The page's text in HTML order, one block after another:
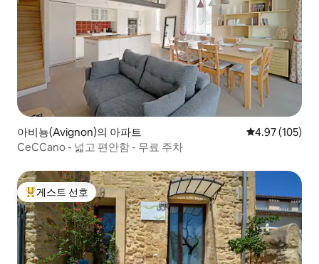
아비뇽(Avignon)의 아파트 평점 4.97점(5
4.97 (105)
CeCCano - 넓고 편안함 - 무료 주차
상위 게스트 선호
게스트 선호